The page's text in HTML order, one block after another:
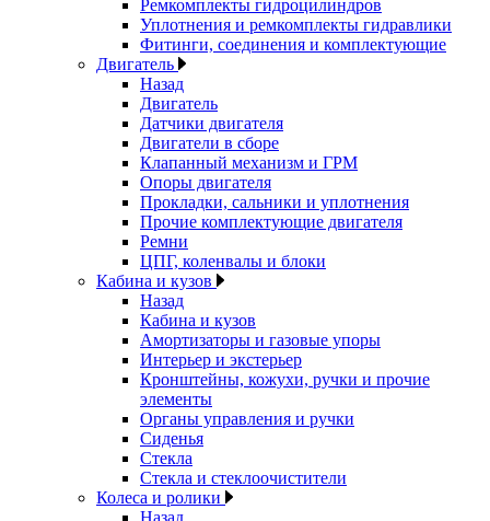
Ремкомплекты гидроцилиндров
Уплотнения и ремкомплекты гидравлики
Фитинги, соединения и комплектующие
Двигатель
Назад
Двигатель
Датчики двигателя
Двигатели в сборе
Клапанный механизм и ГРМ
Опоры двигателя
Прокладки, сальники и уплотнения
Прочие комплектующие двигателя
Ремни
ЦПГ, коленвалы и блоки
Кабина и кузов
Назад
Кабина и кузов
Амортизаторы и газовые упоры
Интерьер и экстерьер
Кронштейны, кожухи, ручки и прочие
элементы
Органы управления и ручки
Сиденья
Стекла
Стекла и стеклоочистители
Колеса и ролики
Назад